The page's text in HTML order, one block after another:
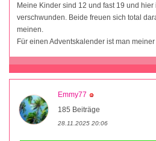
Meine Kinder sind 12 und fast 19 und hier
verschwunden. Beide freuen sich total
meinen.
Für einen Adventskalender ist man
Emmy77
185 Beiträge
28.11.2025 20:06